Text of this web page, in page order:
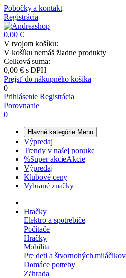
Pobočky a kontakt
Registrácia
0,00 €
V tvojom košíku:
V košíku nemáš žiadne produkty
Celková suma:
0,00 € s DPH
Prejsť do nákupného košíka
0
Prihlásenie Registrácia
Porovnanie
0
Hlavné kategórie Menu
Výpredaj
Trendy v našej ponuke
%Super akcieAkcie
Výpredaj
Klubové ceny
Vybrané značky
Hračky
Elektro a spotrebiče
Počítače
Hračky
Mobilita
Pre deti a štvornohých miláčikov
Domáce potreby
Záhrada